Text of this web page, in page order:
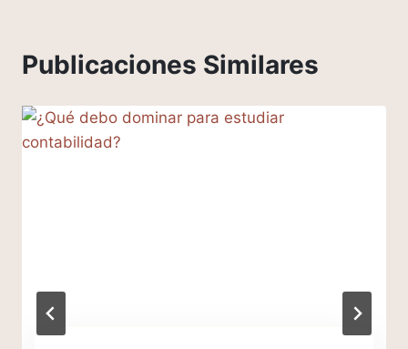
Publicaciones Similares